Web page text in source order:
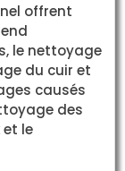
offrent
le nettoyage
du cuir et
causés
des
et le